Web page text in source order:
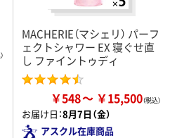
MACHERIE（マシェリ） パーフ
ェクトシャワー EX 寝ぐせ直
し ファイントゥディ
￥548 ￥15,500
お届け日：8月7日（金）
アスクル在庫商品